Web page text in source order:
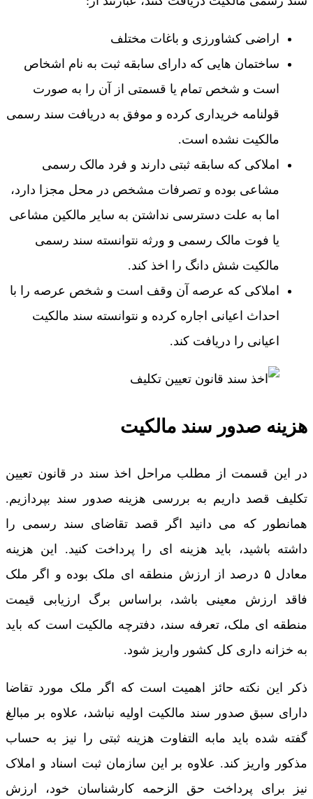
اراضی کشاورزی و باغات مختلف
ساختمان هایی که دارای سابقه ثبت به نام اشخاص
است و شخص تمام یا قسمتی از آن را به صورت
قولنامه خریداری کرده و موفق به دریافت سند رسمی
مالکیت نشده است.
املاکی که سابقه ثبتی دارند و فرد مالک رسمی
مشاعی بوده و تصرفات مشخص در محل مجزا دارد،
اما به علت دسترسی نداشتن به سایر مالکین مشاعی
یا فوت مالک رسمی و ورثه نتوانسته سند رسمی
مالکیت شش دانگ را اخذ کند.
املاکی که عرصه آن وقف است و شخص عرصه را با
احداث اعیانی اجاره کرده و نتوانسته سند مالکیت
اعیانی را دریافت کند.
هزینه صدور سند مالکیت
در این قسمت از مطلب مراحل اخذ سند در قانون تعیین
تکلیف قصد داریم به بررسی هزینه صدور سند بپردازیم.
همانطور که می دانید اگر قصد تقاضای سند رسمی را
داشته باشید، باید هزینه ای را پرداخت کنید. این هزینه
معادل ۵ درصد از ارزش منطقه ای ملک بوده و اگر ملک
فاقد ارزش معینی باشد، براساس برگ ارزیابی قیمت
منطقه ای ملک، تعرفه سند، دفترچه مالکیت است که باید
به خزانه داری کل کشور واریز شود.
ذکر این نکته حائز اهمیت است که اگر ملک مورد تقاضا
دارای سبق صدور سند مالکیت اولیه نباشد، علاوه بر مبالغ
گفته شده باید مابه التفاوت هزینه ثبتی را نیز به حساب
مذکور واریز کند. علاوه بر این سازمان ثبت اسناد و املاک
نیز برای پرداخت حق الزحمه کارشناسان خود، ارزش